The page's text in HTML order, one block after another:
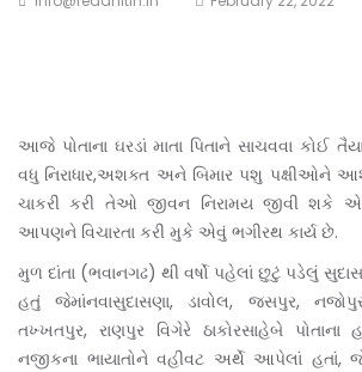
આજે પોતાના ઘરડાં માતા પિતાને સાચવવા કોઈ
વધુ નિરાધાર,અશક્ત અને બિમાર પશુ પક્ષીઓને
ચાકરી કરી તેઓ જીવન નિરામય જીવી શકે
આપણને વિચારતા કરી મુકે એવું ભગીરથ કાર્ય છે.
મુળ દાંતા (ભવાનગઢ) થી વર્ષો પહેલાં છુટું પડેલું
હતું જેમાંનવાસુદાસણા, ડાવોલ, જસપુર,
તખ્ખતપુર, રાણપુર વિગેરે ઠાકોરસાહેબે પોતાના
નજીકના ભાયાતોને વહીવટ અર્થે આપેલાં હતાં,